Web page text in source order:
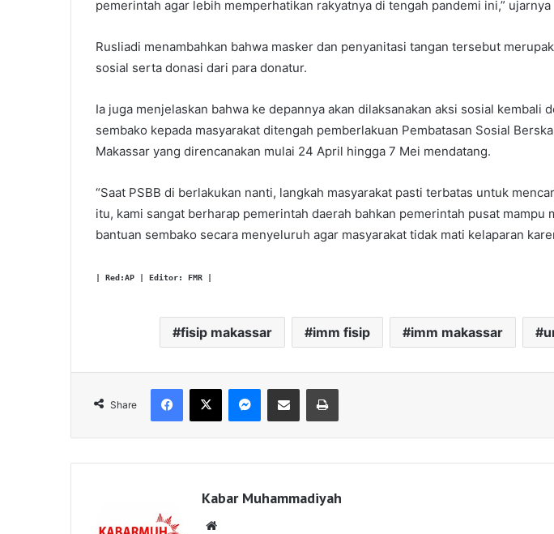
pemerintah agar lebih memperhatikan rakyatnya di tengah pandemi ini,” ujarnya
Rusliadi menambahkan bahwa masker dan penyanitasi tangan tersebut
sosial serta donasi dari para donatur.
Ia juga menjelaskan bahwa ke depannya akan dilaksanakan aksi sosial kembali
sembako kepada masyarakat ditengah pemberlakuan Pembatasan Sosial
Makassar yang direncanakan mulai 24 April hingga 7 Mei mendatang.
“Saat PSBB di berlakukan nanti, langkah masyarakat pasti terbatas untuk
itu, kami sangat berharap pemerintah daerah bahkan pemerintah pusat mampu
bantuan sembako secara menyeluruh agar masyarakat tidak mati kelaparan
| Red:AP | Editor: FMR |
fisip makassar imm fisip imm makassar
Share
Facebook
X Messenger
Share via Email Print
Kabar Muhammadiyah